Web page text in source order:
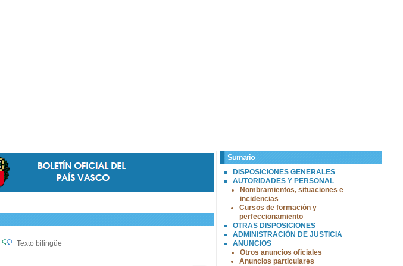
Texto bilingüe
Sumario
DISPOSICIONES GENERALES
AUTORIDADES Y PERSONAL
Nombramientos, situaciones e
incidencias
Cursos de formación y
perfeccionamiento
OTRAS DISPOSICIONES
ADMINISTRACIÓN DE JUSTICIA
ANUNCIOS
Otros anuncios oficiales
Anuncios particulares